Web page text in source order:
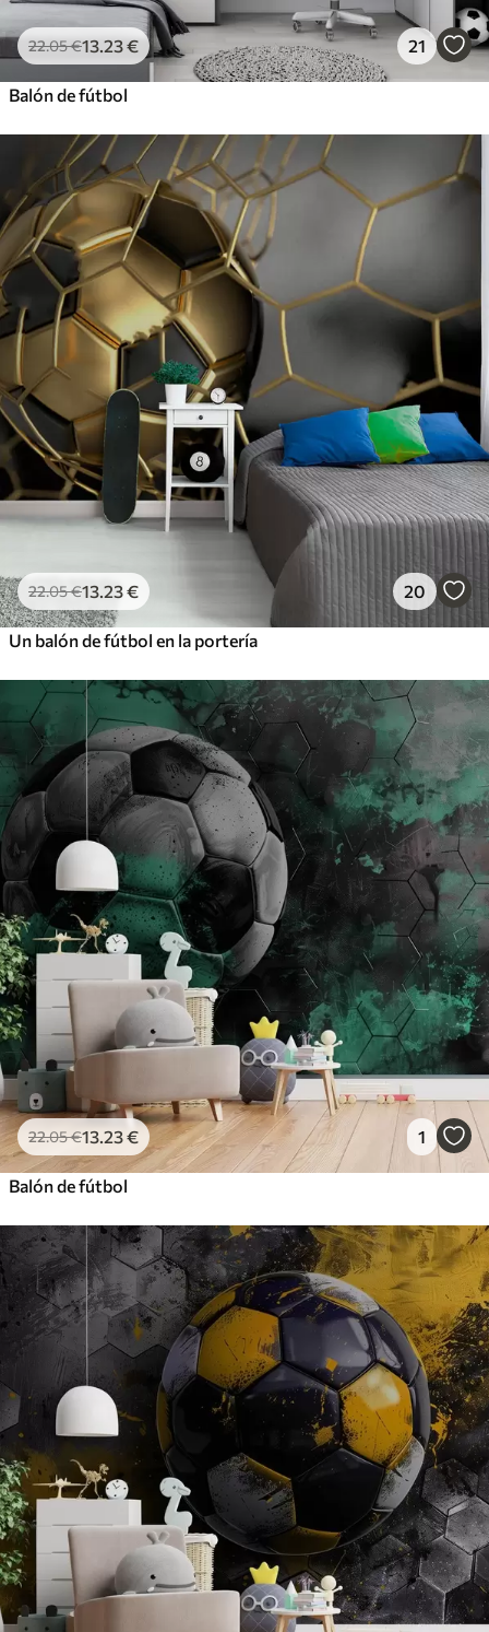
22.05€13 .23€ 21
Balón de fútbol
22.05€13 .23€ 20
Un balón de fútbol en la portería
22.05€13 .23€ 1
Balón de fútbol